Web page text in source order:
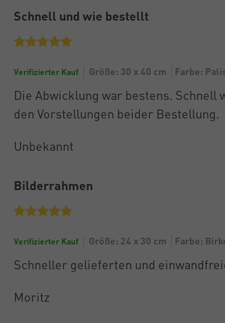
Schnell und wie bestellt
Verifizierter Kauf Größe: 30 x 40 cm Farbe:
Die Abwicklung war bestens. Schnell
den Vorstellungen beider Bestellung.
Unbekannt
Bilderrahmen
Verifizierter Kauf Größe: 24 x 30 cm Farbe:
Schneller gelieferten und
Moritz